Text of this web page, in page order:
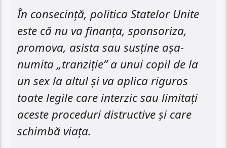
În consecință, politica Statelor Unite
este că nu va finanța, sponsoriza,
promova, asista sau susține așa-
numita „tranziție” a unui copil de la
un sex la altul și va aplica riguros
toate legile care interzic sau limitați
aceste proceduri distructive și care
schimbă viața.